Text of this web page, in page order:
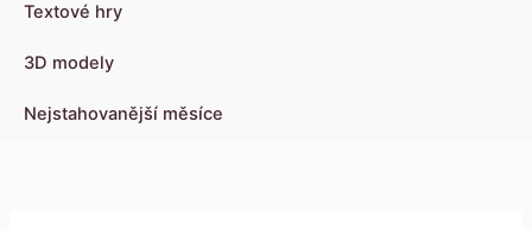
Textové hry
3D modely
Nejstahovanější měsíce